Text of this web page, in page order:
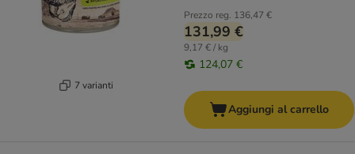
7 varianti
Prezzo reg. 136,47 €
131,99 €
9,17 € / kg
124,07 €
Aggiungi al carrello